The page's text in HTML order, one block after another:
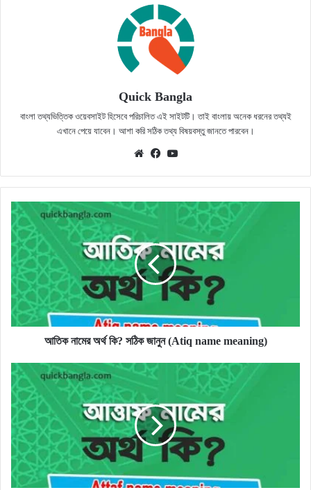
Quick Bangla
বাংলা তথ্যভিত্তিক ওয়েবসাইট হিসেবে পরিচালিত এই সাইটটি। তাই বাংলায় অনেক ধরনের তথ্যই
এখানে পেয়ে যাবেন। আশা করি সঠিক তথ্য বিষয়বস্তু জানতে পারবেন।
WebsiteFacebook
আতিক
নামের
অর্থ
কি?
সঠিক
জানুন
(Atiq
name
meaning)
আতিক নামের অর্থ কি? সঠিক জানুন (Atiq name meaning)
আত্তাফ
নামের
অর্থ
কি?
সঠিক
জানুন
(Attaf
name
meaning)